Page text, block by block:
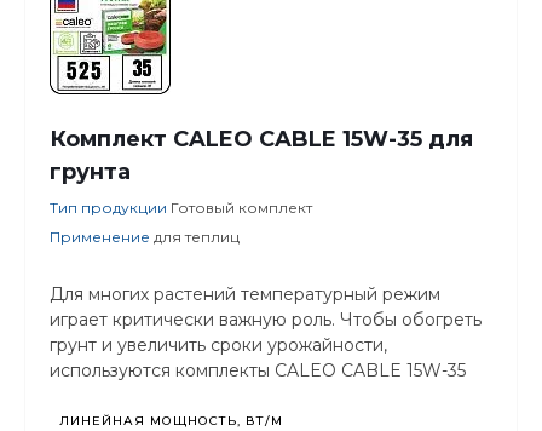
Комплект CALEO CABLE 15W-35 для
грунта
Тип продукции Готовый комплект
Применение для теплиц
Для многих растений температурный режим
играет критически важную роль. Чтобы обогреть
грунт и увеличить сроки урожайности,
используются комплекты CALEO CABLE 15W-35
ЛИНЕЙНАЯ МОЩНОСТЬ, ВТ/М